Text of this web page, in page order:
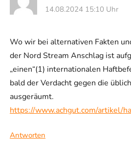
14.08.2024 15:10 Uhr
Wo wir bei alternativen Fakten
der Nord Stream Anschlag ist
„einen“(1) internationalen
bald der Verdacht gegen die
ausgeräumt.
https://www.achgut.com/artikel/
Antworten